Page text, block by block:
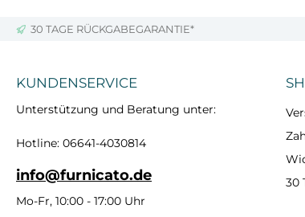
30 TAGE RÜCKGABEGARANTIE*
KUNDENSERVICE
Unterstützung und Beratung unter:
Hotline: 06641-4030814
info@furnicato.de
Mo-Fr, 10:00 - 17:00 Uhr
30